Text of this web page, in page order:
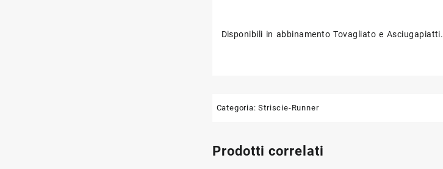
Disponibili in abbinamento Tovagliato e Asciugapiatti.
Categoria:Striscie-Runner
Prodotti correlati